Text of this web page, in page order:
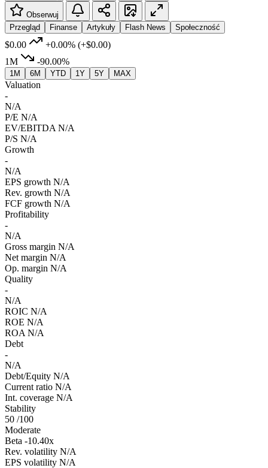
Obserwuj
Przegląd
Finanse Artykuły Flash News Społeczność
$0.00 +0.00% (+$0.00)
1M
-90.00%
1M 6M YTD 1Y 5Y MAX
Valuation
-
N/A
P/E N/A
EV/EBITDA N/A
P/S N/A
Growth
-
N/A
EPS growth N/A
Rev. growth N/A
FCF growth N/A
Profitability
-
N/A
Gross margin N/A
Net margin N/A
Op. margin N/A
Quality
-
N/A
ROIC N/A
ROE N/A
ROA N/A
Debt
-
N/A
Debt/Equity N/A
Current ratio N/A
Int. coverage N/A
Stability
50 /100
Moderate
Beta -10.40x
Rev. volatility N/A
EPS volatility N/A